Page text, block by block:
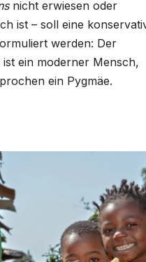
nicht erwiesen oder
ist – soll eine
werden: Der
ist ein moderner Mensch,
ein Pygmäe.